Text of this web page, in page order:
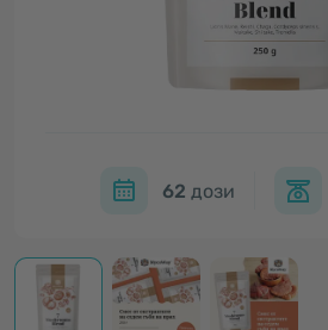
62 дози